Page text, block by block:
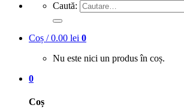
Caută:
Coș /0.00 lei 0
Nu este nici un produs în coș.
0
Coș